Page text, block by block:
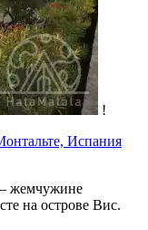
!
Испания
– жемчужине
на острове Вис.